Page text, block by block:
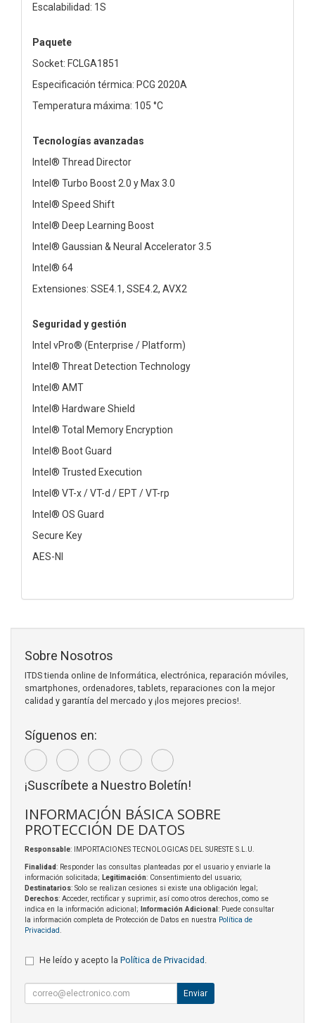
Escalabilidad: 1S
Paquete
Socket: FCLGA1851
Especificación térmica: PCG 2020A
Temperatura máxima: 105 °C
Tecnologías avanzadas
Intel® Thread Director
Intel® Turbo Boost 2.0 y Max 3.0
Intel® Speed Shift
Intel® Deep Learning Boost
Intel® Gaussian & Neural Accelerator 3.5
Intel® 64
Extensiones: SSE4.1, SSE4.2, AVX2
Seguridad y gestión
Intel vPro® (Enterprise / Platform)
Intel® Threat Detection Technology
Intel® AMT
Intel® Hardware Shield
Intel® Total Memory Encryption
Intel® Boot Guard
Intel® Trusted Execution
Intel® VT-x / VT-d / EPT / VT-rp
Intel® OS Guard
Secure Key
AES-NI
Sobre Nosotros
ITDS tienda online de Informática, electrónica, reparación móviles,
smartphones, ordenadores, tablets, reparaciones con la mejor
calidad y garantía del mercado y ¡los mejores precios!.
Síguenos en:
¡Suscríbete a Nuestro Boletín!
INFORMACIÓN BÁSICA SOBRE
PROTECCIÓN DE DATOS
Responsable: IMPORTACIONES TECNOLOGICAS DEL SURESTE S.L.U.
Finalidad: Responder las consultas planteadas por el usuario y enviarle la
información solicitada; Legitimación: Consentimiento del usuario;
Destinatarios: Solo se realizan cesiones si existe una obligación legal;
Derechos: Acceder, rectificar y suprimir, así como otros derechos, como se
indica en la información adicional;
Información Adicional : Puede consultar
la información completa de Protección de Datos en nuestra Política de
Privacidad
He leído y acepto la Política de Privacidad
Enviar